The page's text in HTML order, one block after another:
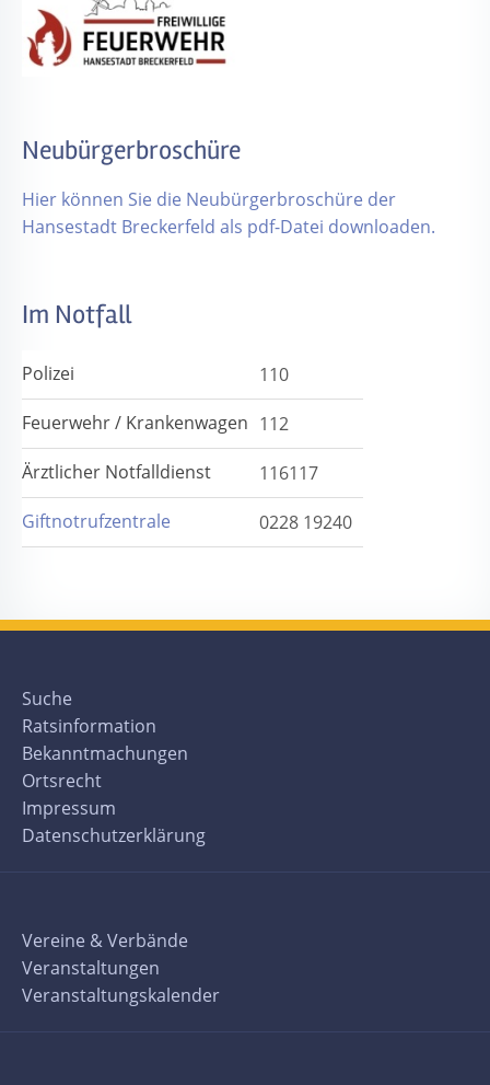
Neubürgerbroschüre
Hier können Sie die Neubürgerbroschüre der
Hansestadt Breckerfeld als pdf-Datei downloaden.
Im Notfall
Polizei
110
Feuerwehr / Krankenwagen 112
Ärztlicher Notfalldienst
116117
Giftnotrufzentrale
0228 19240
Suche
Ratsinformation
Bekanntmachungen
Ortsrecht
Impressum
Datenschutzerklärung
Vereine & Verbände
Veranstaltungen
Veranstaltungskalender